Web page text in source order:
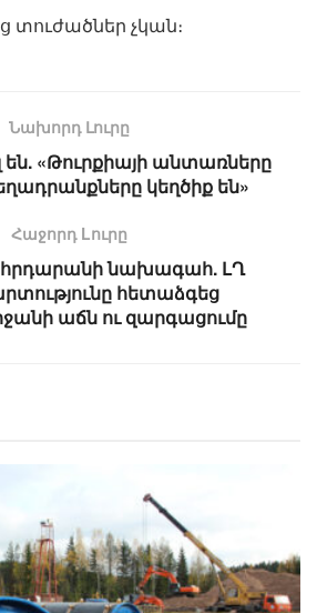
տուժածներ չկան։
Նախորդ Լուրը
են. «Թուրքիայի անտառները
կեղծիք են»
Հաջորդ Lուրը
նախագահ. ԼՂ
հետաձգեց
աճն ու զարգացումը